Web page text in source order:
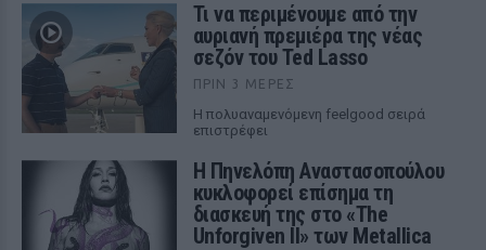
Τι να περιμένουμε από την
αυριανή πρεμιέρα της νέας
σεζόν του Ted Lasso
ΠΡΙΝ 3 ΜΈΡΕΣ
Η πολυαναμενόμενη feelgood σειρά
επιστρέφει
Η Πηνελόπη Αναστασοπούλου
κυκλοφορεί επίσημα τη
διασκευή της στο «The
Unforgiven II» των Metallica